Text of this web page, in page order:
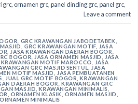
grc,ornamen grc,panel dinding grc,panel grc,
Leave a comment
GRC KRAWANGAN JABODETABEK
,GRC KRAWANGAN MOTIF,
JASA
JASA KRAWANGAN DAERAH BOGOR
BOGOR
JASA ORNAMEN MASJID
JASA
KRAWANGAN MOTIF MAROCCO
JASA
GRC MASJID SENTUL
JASA
MOTIF MASJID
JASA PEMBUATANEN
JUAL GRC MOTIF BOGOR ,KRAWANGAN
DAERAH BOGOR ,KRAWANGAN GRC
MASJID ,KRAWANGAN MINIMALIS
,ORNAMEN KLASIK ,ORNAMEN MASJID
ORNAMEN MINIMALIS